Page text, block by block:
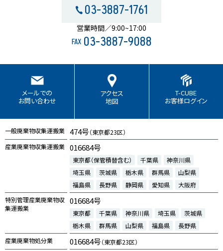
03-3887-1761
営業時間／9:00~17:00
FAX 03-3887-9088
メールでの
お問い合わせ
アクセス
地図
T-CUBE
お客様ログイン
一般廃棄物収集運搬業 474号（東京都23区）
産業廃棄物収集運搬業 016684号
東京都（保管積替含む） 千葉県
神奈川県
埼玉県
茨城県 栃木県 群馬県
山梨県
福島県
長野県 静岡県 愛知県
大阪府
特別管理産業廃棄物収
集運搬業
016684号
東京都 千葉県 神奈川県 埼玉県
茨城県
栃木県
群馬県 山梨県 福島県
長野県
産業廃棄物処分業
016684号（東京都23区）